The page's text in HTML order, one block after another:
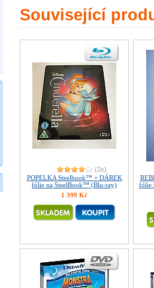
Související
(2x)
POPELKA Steelbook™ + DÁREK
fólie na SteelBook™ (Blu-ray)
1 399 Kč
fólie